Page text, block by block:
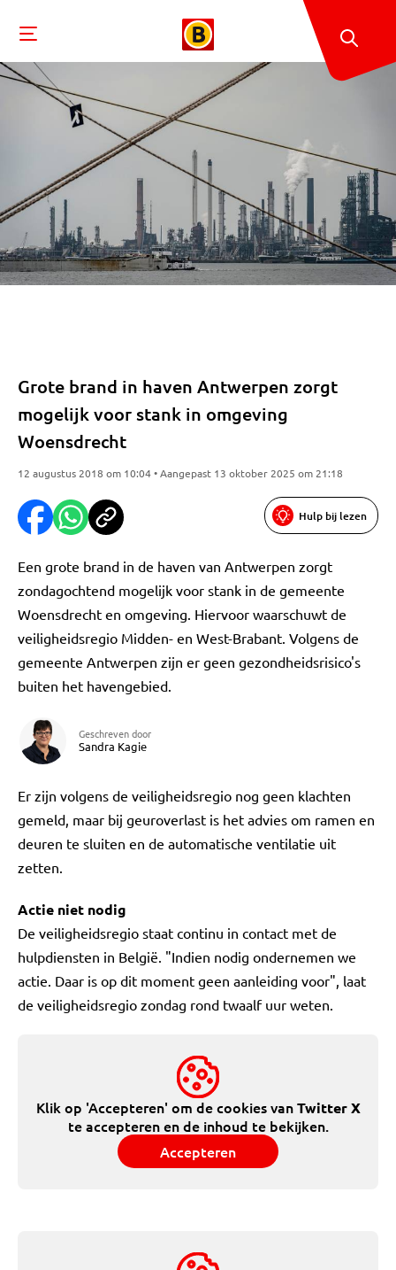
Grote brand in haven Antwerpen zorgt
mogelijk voor stank in omgeving
Woensdrecht
12 augustus 2018 om 10:04 • Aangepast 13 oktober 2025 om 21:18
Hulp bij lezen
Een grote brand in de haven van Antwerpen zorgt
zondagochtend mogelijk voor stank in de gemeente
Woensdrecht en omgeving. Hiervoor waarschuwt de
veiligheidsregio Midden- en West-Brabant. Volgens de
gemeente Antwerpen zijn er geen gezondheidsrisico's
buiten het havengebied.
Geschreven door
Sandra Kagie
Er zijn volgens de veiligheidsregio nog geen klachten
gemeld, maar bij geuroverlast is het advies om ramen en
deuren te sluiten en de automatische ventilatie uit
zetten.
Actie niet nodig
De veiligheidsregio staat continu in contact met de
hulpdiensten in België. "Indien nodig ondernemen we
actie. Daar is op dit moment geen aanleiding voor", laat
de veiligheidsregio zondag rond twaalf uur weten.
Klik op 'Accepteren' om de cookies vanTwitter X
te accepteren en de inhoud te bekijken.
Accepteren